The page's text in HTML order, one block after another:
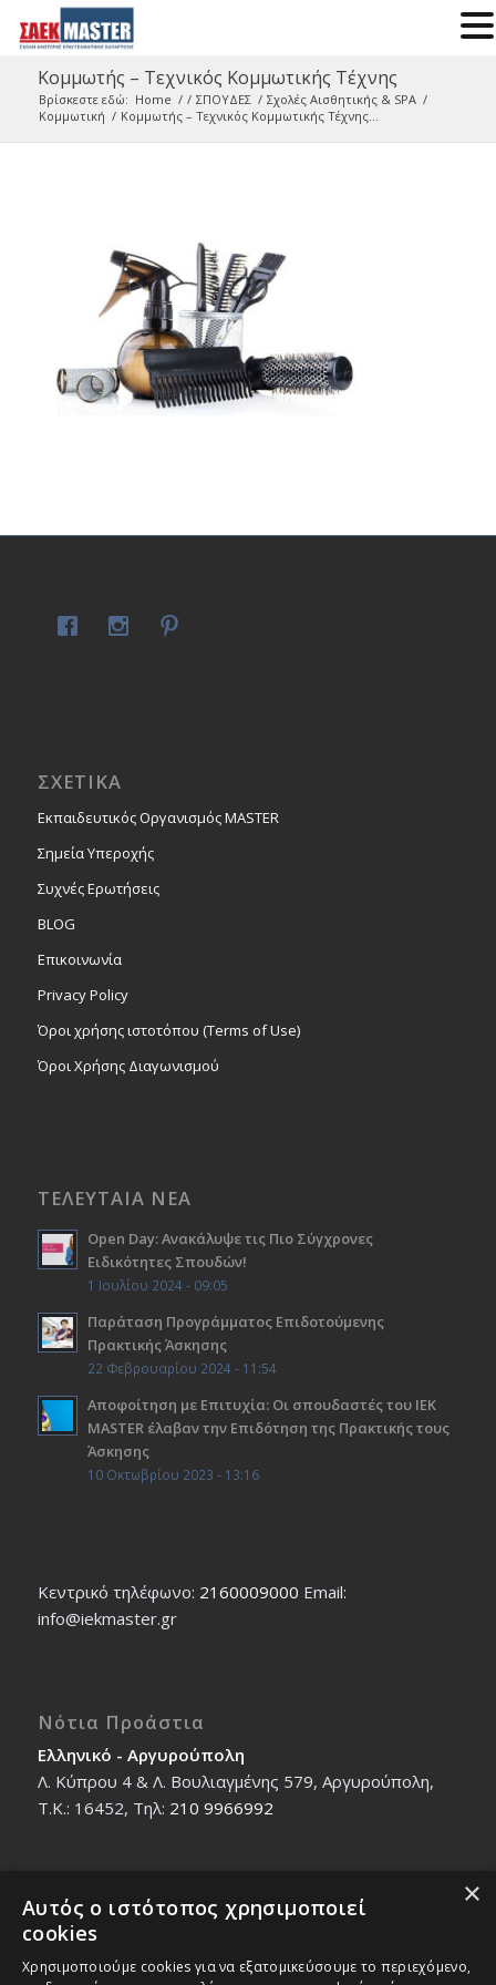
Κομμωτής – Τεχνικός Κομμωτικής Τέχνης
Βρίσκεστε εδώ: Home / / ΣΠΟΥΔΕΣ / Σχολές Αισθητικής & SPA /
Κομμωτική / Κομμωτής – Τεχνικός Κομμωτικής Τέχνης...
ΣΧΕΤΙΚΑ
Εκπαιδευτικός Οργανισμός MASTER
Σημεία Υπεροχής
Συχνές Ερωτήσεις
BLOG
Επικοινωνία
Privacy Policy
Όροι χρήσης ιστοτόπου (Terms of Use)
Όροι Χρήσης Διαγωνισμού
ΤΕΛΕΥΤΑΙΑ ΝΕΑ
Open Day: Ανακάλυψε τις Πιο Σύγχρονες
Ειδικότητες Σπουδών!
1 Ιουλίου 2024 - 09:05
Παράταση Προγράμματος Επιδοτούμενης
Πρακτικής Άσκησης
22 Φεβρουαρίου 2024 - 11:54
Αποφοίτηση με Επιτυχία: Οι σπουδαστές του ΙΕΚ
ΜΑSTER έλαβαν την Επιδότηση της Πρακτικής τους
Άσκησης
10 Οκτωβρίου 2023 - 13:16
Κεντρικό τηλέφωνο: 2160009000 Εmail:
info@iekmaster.gr
Νότια Προάστια
Ελληνικό - Αργυρούπολη
Λ. Κύπρου 4 & Λ. Βουλιαγμένης 579, Αργυρούπολη,
T.K.: 16452, Τηλ: 210 9966992
Βόρεια Προάστια
Νέο Ηράκλειο - Μαρούσι
Ζαλοκώστα 18 & Εμμανουήλ Παπαδάκη 12, T.K.:
×
Αυτός ο ιστότοπος χρησιμοποιεί
cookies
Χρησιμοποιούμε cookies για να εξατομικεύσουμε το περιεχόμενο,